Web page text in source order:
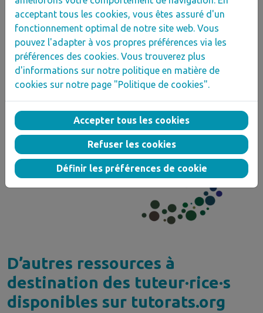
L'incident critique: Faites émerger les
difficultés ou les réussites rencontrées par
les stagiaires, à partir « d’anecdotes
révélatrices » du quotidien professionnel.
Analysez pour tirer des enseignements et
faire évoluer le·la stagiaire.
D’autres ressources à
destination des tuteur·rice·s
disponibles sur tutorats.org
acceptant tous les cookies, vous êtes assuré d'un
fonctionnement optimal de notre site web. Vous
pouvez l'adapter à vos propres préférences via les
préférences des cookies. Vous trouverez plus
d'informations sur notre politique en matière de
cookies sur notre page "Politique de cookies".
Accepter tous les cookies
Refuser les cookies
Définir les préférences de cookie